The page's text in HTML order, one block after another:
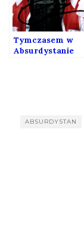
Tymczasem w
Absurdystanie
ABSURDYSTAN